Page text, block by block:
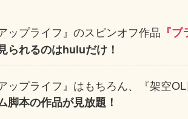
ップライフ』のスピンオフ作品 『
られるのはhuluだけ！
ップライフ』はもちろん、『架空
脚本の作品が見放題！